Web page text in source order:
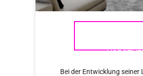
Bei der Entwicklung seiner